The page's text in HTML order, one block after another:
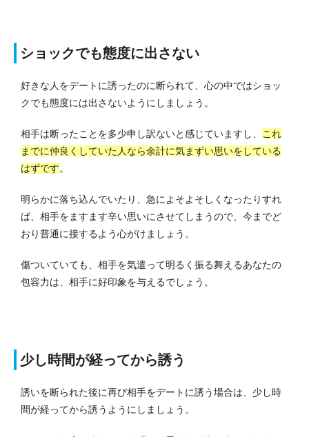
ショックでも態度に出さない
好きな人をデートに誘ったのに断られて、心の中ではショッ
クでも態度には出さないようにしましょう。
相手は断ったことを多少申し訳ないと感じていますし、 これ
までに仲良くしていた人なら余計に気まずい思いをしている
はずです。
明らかに落ち込んでいたり、急によそよそしくなったりすれ
ば、相手をますます辛い思いにさせてしまうので、今までど
おり普通に接するよう心がけましょう。
傷ついていても、相手を気遣って明るく振る舞えるあなたの
包容力は、相手に好印象を与えるでしょう。
少し時間が経ってから誘う
誘いを断られた後に再び相手をデートに誘う場合は、少し時
間が経ってから誘うようにしましょう。